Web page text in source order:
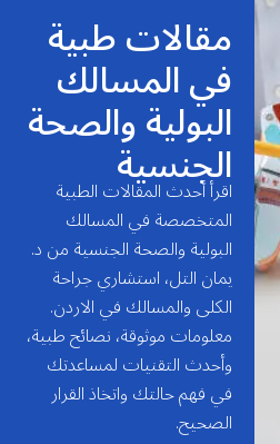
مقالات طبية
في المسالك
البولية والصحة
الجنسية
اقرأ أحدث المقالات الطبية
المتخصصة في المسالك
البولية والصحة الجنسية من د.
يمان التل، استشاري جراحة
الكلى والمسالك في الاردن.
معلومات موثوقة، نصائح طبية،
وأحدث التقنيات لمساعدتك
في فهم حالتك واتخاذ القرار
الصحيح.